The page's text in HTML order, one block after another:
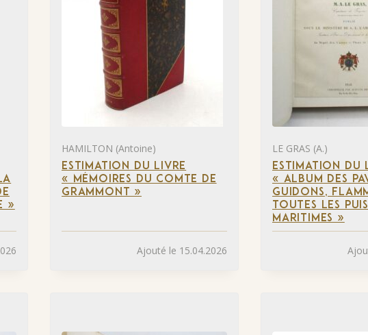
»
HAMILTON (Antoine)
ESTIMATION DU LIVRE
« MÉMOIRES DU COMTE DE
GRAMMONT »
Ajouté le 15.04.2026
LE GRAS (A.)
ESTIMATION DU
« ALBUM DES
GUIDONS,
TOUTES LES
MARITIMES »